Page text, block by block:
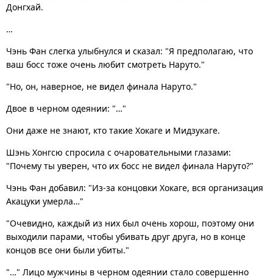
Донгхай.
…
Чэнь Фан слегка улыбнулся и сказал: "Я предполагаю, что
ваш босс тоже очень любит смотреть Наруто."
"Но, он, наверное, не видел финала Наруто."
Двое в черном одеянии: "…"
Они даже не знают, кто такие Хокаге и Мидзукаге.
Шэнь Хонгсю спросила с очаровательными глазами:
"Почему ты уверен, что их босс не видел финала Наруто?"
Чэнь Фан добавил: "Из-за концовки Хокаге, вся организация
Акацуки умерла…"
"Очевидно, каждый из них был очень хорош, поэтому они
выходили парами, чтобы убивать друг друга, но в конце
концов все они были убиты."
"…" Лицо мужчины в черном одеянии стало совершенно